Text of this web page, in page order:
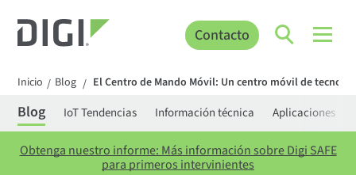
Contacto
Inicio / Blog / El Centro de Mando Móvil: Un centro móvil de
Blog IoT Tendencias Información técnica Aplicaciones
Obtenga nuestro informe: Más información sobre Digi SAFE
para primeros intervinientes